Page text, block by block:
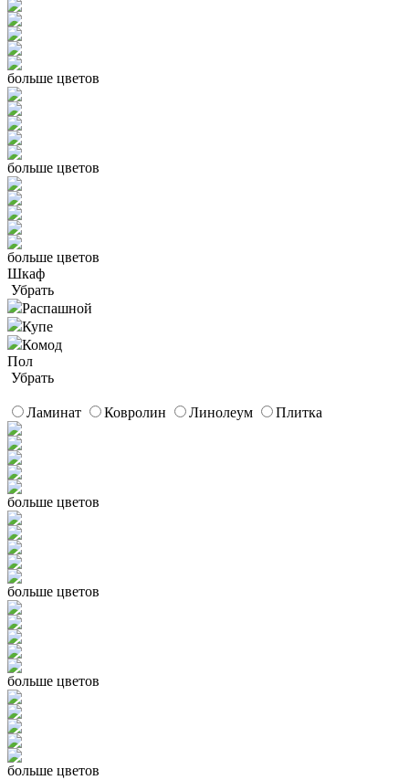
больше цветов
больше цветов
больше цветов
Шкаф
Убрать
Распашной
Купе
Комод
Пол
Убрать
Ламинат Ковролин Линолеум Плитка
больше цветов
больше цветов
больше цветов
больше цветов